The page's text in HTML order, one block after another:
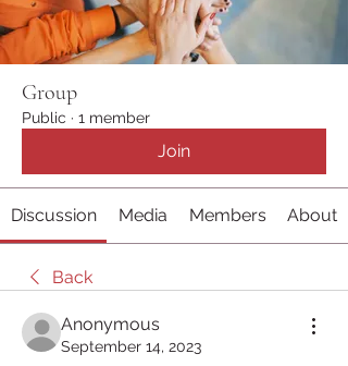
Group
Public · 1 member
Join
Discussion Media Members About
Back
Anonymous
September 14, 2023